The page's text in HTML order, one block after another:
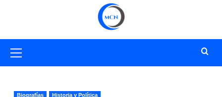
primario
Biografías Historia y Política